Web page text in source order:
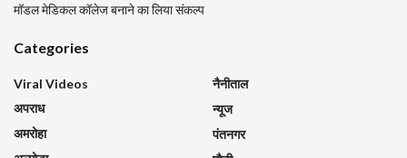
मॉडल मेडिकल कॉलेज बनाने का लिया संकल्प
Categories
Viral Videos
अपराध
अमरोहा
नैनीताल
न्यूज
पंतनगर